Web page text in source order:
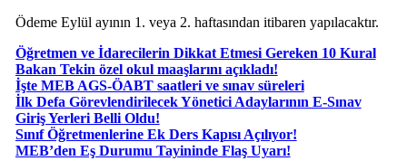
Ödeme Eylül ayının 1. veya 2. haftasından itibaren yapılacaktır.
Öğretmen ve İdarecilerin Dikkat Etmesi Gereken 10 Kural
Bakan Tekin özel okul maaşlarını açıkladı!
İşte MEB AGS-ÖABT saatleri ve sınav süreleri
İlk Defa Görevlendirilecek Yönetici Adaylarının E-Sınav
Giriş Yerleri Belli Oldu!
Sınıf Öğretmenlerine Ek Ders Kapısı Açılıyor!
MEB’den Eş Durumu Tayininde Flaş Uyarı!